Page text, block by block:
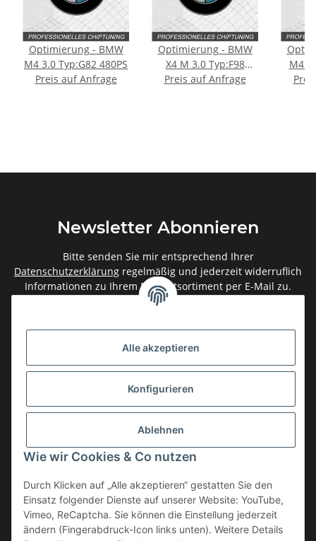
Alle akzeptieren
Konfigurieren
Ablehnen
Wie wir Cookies & Co nutzen
Durch Klicken auf „Alle akzeptieren“ gestatten Sie den
Einsatz folgender Dienste auf unserer Website: YouTube,
Vimeo, ReCaptcha. Sie können die Einstellung jederzeit
ändern (Fingerabdruck-Icon links unten). Weitere Details
Optimierung - BMW
M4 3.0 Typ:G82 480PS
Preis auf Anfrage
Optimierung - BMW
X4 M 3.0 Typ:F98
510PS
Preis auf Anfrage
M4
Newsletter Abonnieren
Bitte senden Sie mir entsprechend Ihrer
Datenschutzerklärung regelmäßig und jederzeit widerruflich
Informationen zu Ihrem Produktsortiment per E-Mail zu.
Gesetzliche Informationen
Informationen
Service
Vertrag widerrufen
* Alle Preise inkl. gesetzlicher USt., zzgl.Versand